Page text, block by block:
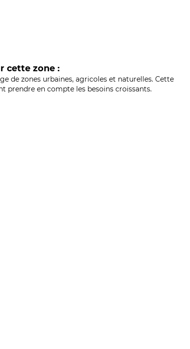
cette zone :
de zones urbaines, agricoles et naturelles. Cette
en compte les besoins croissants.